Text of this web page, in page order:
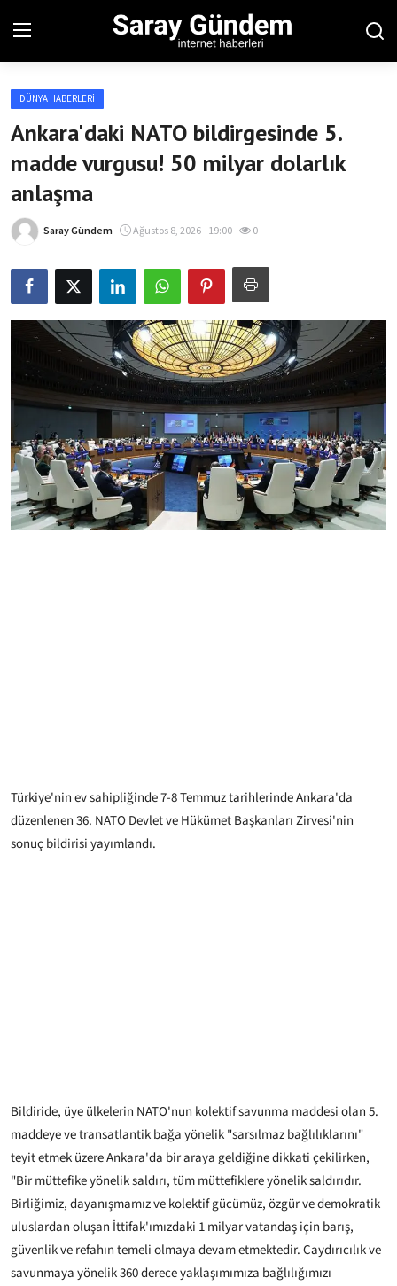
Ana Sayfa
Bölgesel
Son Dakika
Spor Haberleri
Teknoloji Haberleri
Magazin Haberleri
Dünya Haberleri
DÜNYA HABERLERI
Ankara'daki NATO bildirgesinde 5.
madde vurgusu! 50 milyar dolarlık
anlaşma
Saray Gündem Ağustos 8, 2026 - 19:00 0
Türkiye'nin ev sahipliğinde 7-8 Temmuz tarihlerinde Ankara'da
düzenlenen 36.⁠ ⁠NATO Devlet ve Hükümet Başkanları Zirvesi'nin
sonuç bildirisi yayımlandı.
Bildiride, üye ülkelerin NATO'nun kolektif savunma maddesi olan 5.
maddeye ve transatlantik bağa yönelik "sarsılmaz bağlılıklarını"
teyit etmek üzere Ankara'da bir araya geldiğine dikkati çekilirken,
"Bir müttefike yönelik saldırı, tüm müttefiklere yönelik saldırıdır.
Birliğimiz, dayanışmamız ve kolektif gücümüz, özgür ve demokratik
uluslardan oluşan İttifak'ımızdaki 1 milyar vatandaş için barış,
güvenlik ve refahın temeli olmaya devam etmektedir. Caydırıcılık ve
savunmaya yönelik 360 derece yaklaşımımıza bağlılığımızı